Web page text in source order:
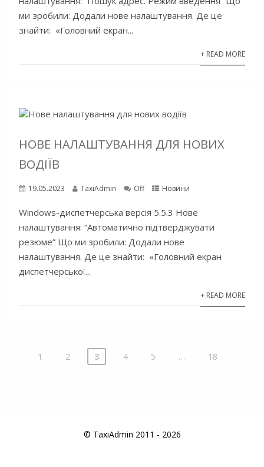
ми зробили: Додали нове налаштування. Де це
знайти: «Головний екран...
+ READ MORE
НОВЕ НАЛАШТУВАННЯ ДЛЯ НОВИХ
ВОДІЇВ
19.05.2023 TaxiAdmin Off Новини
Windows-диспетчерська версія 5.5.3 Нове
налаштування: “Автоматично підтверджувати
резюме” Що ми зробили: Додали нове
налаштування. Де це знайти: «Головний екран
диспетчерської...
+ READ MORE
1 2 3 4 5 … 18
© TaxiAdmin 2011 - 2026